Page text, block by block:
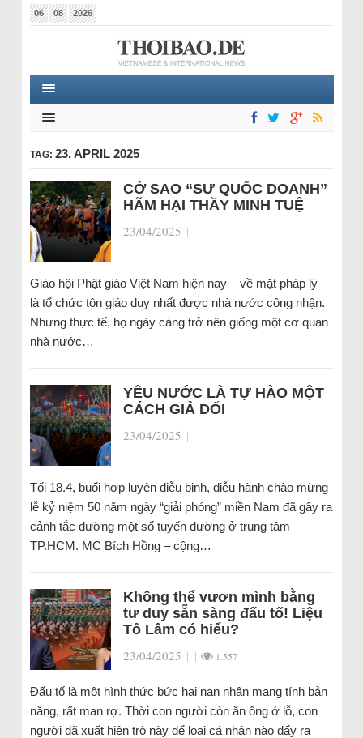
06 08 2026
TAG: 23. APRIL 2025
CỚ SAO “SƯ QUỐC DOANH”
HÃM HẠI THẦY MINH TUỆ
23/04/2025 |
Giáo hội Phật giáo Việt Nam hiện nay – về mặt pháp lý –
là tổ chức tôn giáo duy nhất được nhà nước công nhận.
Nhưng thực tế, họ ngày càng trở nên giống một cơ quan
nhà nước…
YÊU NƯỚC LÀ TỰ HÀO MỘT
CÁCH GIẢ DỐI
23/04/2025 |
Tối 18.4, buổi hợp luyện diễu binh, diễu hành chào mừng
lễ kỷ niệm 50 năm ngày “giải phóng” miền Nam đã gây ra
cảnh tắc đường một số tuyến đường ở trung tâm
TP.HCM. MC Bích Hồng – cộng…
Không thể vươn mình bằng
tư duy sẵn sàng đấu tố! Liệu
Tô Lâm có hiểu?
23/04/2025 | | 1.557
Đấu tố là một hình thức bức hại nạn nhân mang tính bản
năng, rất man rợ. Thời con người còn ăn ông ở lỗ, con
người đã xuất hiện trò này để loại cá nhân nào đấy ra